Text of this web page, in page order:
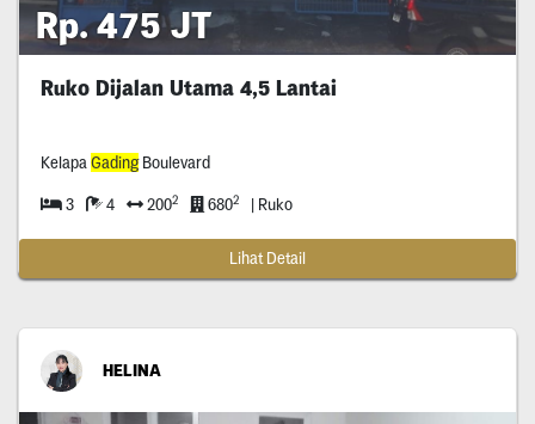
Rp. 475 JT
Ruko Dijalan Utama 4,5 Lantai
KelapaGadingBoulevard
3 4 2002 6802 | Ruko
Lihat Detail
HELINA